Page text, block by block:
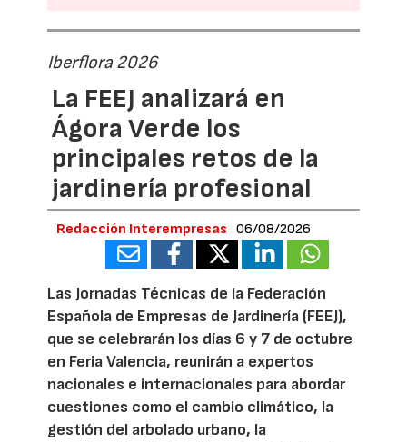
Iberflora 2026
La FEEJ analizará en
Ágora Verde los
principales retos de la
jardinería profesional
Redacción Interempresas 06/08/2026
Las Jornadas Técnicas de la Federación
Española de Empresas de Jardinería (FEEJ),
que se celebrarán los días 6 y 7 de octubre
en Feria Valencia, reunirán a expertos
nacionales e internacionales para abordar
cuestiones como el cambio climático, la
gestión del arbolado urbano, la